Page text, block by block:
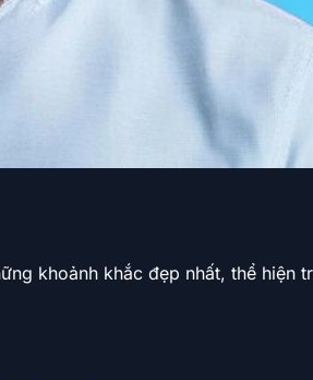
khoảnh khắc đẹp nhất, thể